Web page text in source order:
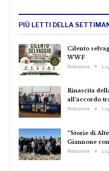
PIÙ LETTI DELLA
Cilento
WWF
Redazione
Rinascita
all’accordo
Redazione
“Storie di
Giannone
Redazione